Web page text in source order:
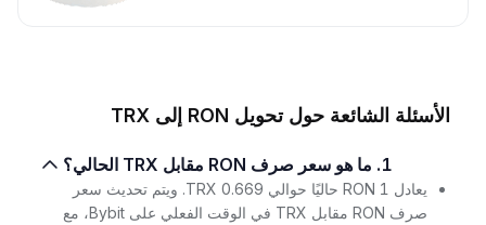
الأسئلة الشائعة حول تحويل RON إلى TRX
1. ما هو سعر صرف RON مقابل TRX الحالي؟
يعادل 1 RON حاليًا حوالي 0.669 TRX. ويتم تحديث سعر
صرف RON مقابل TRX في الوقت الفعلي على Bybit، مع